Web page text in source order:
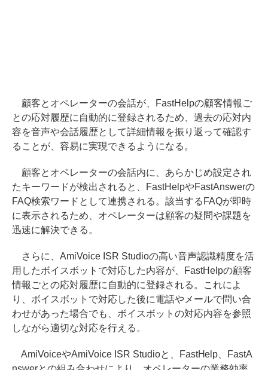
顧客とオペレーターの会話が、FastHelpの顧客情報ご
との応対履歴に自動的に登録されるため、過去の応対内
容を音声や会話履歴として詳細情報を振り返って確認す
ることが、容易に実現できるようになる。
顧客とオペレーターの会話内に、あらかじめ設定され
たキーワードが検出されると、FastHelpやFastAnswerの
FAQ検索ワードとして連携される。該当するFAQが即時
に表示されるため、オペレーターは顧客の疑問や課題を
迅速に解決できる。
さらに、AmiVoice ISR Studioの高い音声認識精度を活
用したボイスボットで対応した内容が、FastHelpの顧客
情報ごとの応対履歴に自動的に登録される。これによ
り、ボイスボットで対応した後に電話やメールで問い合
わせがあった場合でも、ボイスボットの対応内容を参照
しながら適切な対応を行える。
AmiVoiceやAmiVoice ISR Studioと、FastHelp、FastA